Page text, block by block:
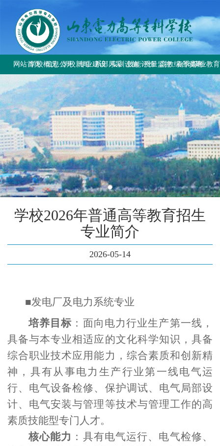
网站首页学校概况
学校简介
学校章程
历史沿革
规章制度
校园风貌
信息公开学校新闻
学校要闻
校园公告
专业建设
专业设置
方案标准建设
教材课程建设
师资队伍建设
实训资源建设
学生技能大赛
系部风采
电气工程系
电气自动化系
动力工程系
计量工程系
信息工程系
基础教学部
实训设施
总体简介
重点实训室
技能评价
工作信息
政策规定
评价计划
证书查询
质量监控
工作动态
规章制度
高教综合改革
教育部与省教
改革工作推
春季高考
上级文件
通知公告
成绩查询
职业教
学校2026年普通高等教育招生
专业简介
2026-05-14
■发电厂及电力系统专业
培养目标 ：面向电力行业生产第一线，
具备与本专业相适应的文化科学知识，具备
综合职业技术应用能力，综合素质和创新精
神，具有从事电力生产行业第一线电气运
行、电气设备检修、保护调试、电气局部设
计、电气安装与管理等技术与管理工作的高
素质技能型专门人才。
核心能力 ：具有电气运行、电气检修、